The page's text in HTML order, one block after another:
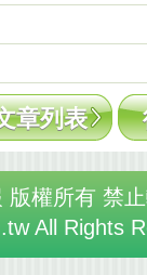
章列表
版權所有 禁
All Rights